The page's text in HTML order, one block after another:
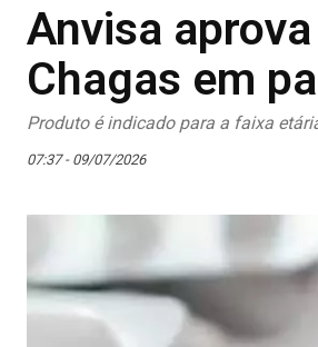
Anvisa
Chagas em
Produto é indicado para a faixa
07:37 - 09/07/2026